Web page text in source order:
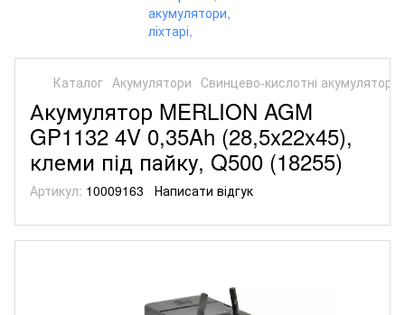
Каталог Акумулятори Свинцево-кислотні акумулятори
Акумулятор MERLION AGM
GP1132 4V 0,35Ah (28,5x22x45),
клеми під пайку, Q500 (18255)
Артикул: 10009163 Написати відгук